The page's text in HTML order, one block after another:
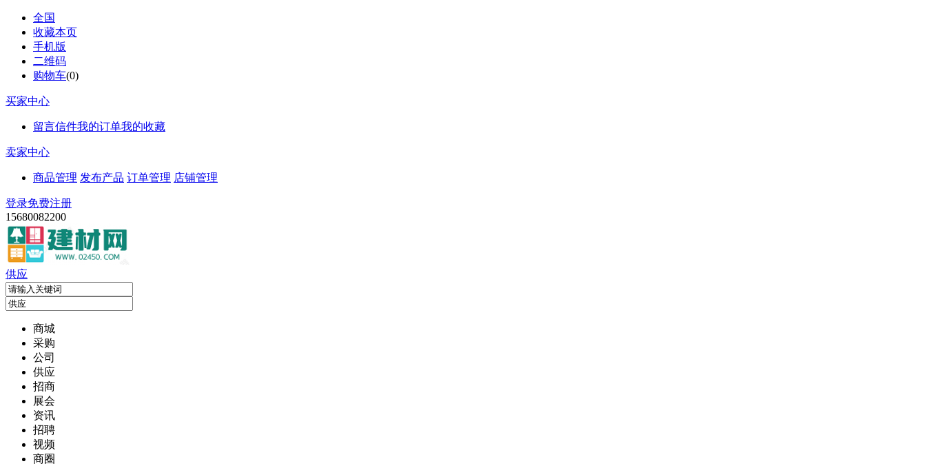
全国
收藏本页
手机版
二维码
购物车(0)
买家中心
留言信件我的订单我的收藏
卖家中心
商品管理 发布产品 订单管理 店铺管理
登录免费注册
15680082200
供应
商城
采购
公司
供应
招商
展会
资讯
招聘
视频
商圈